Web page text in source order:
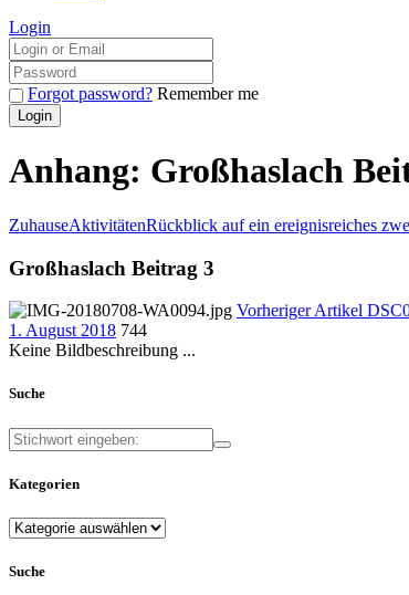
Login
Forgot password? Remember me
Anhang: Großhaslach
ZuhauseAktivitätenRückblick auf ein ereignisreiches
Großhaslach Beitrag 3
Vorheriger Artikel
1. August 2018 744
Keine Bildbeschreibung ...
Suche
Kategorien
Kategorien
Suche